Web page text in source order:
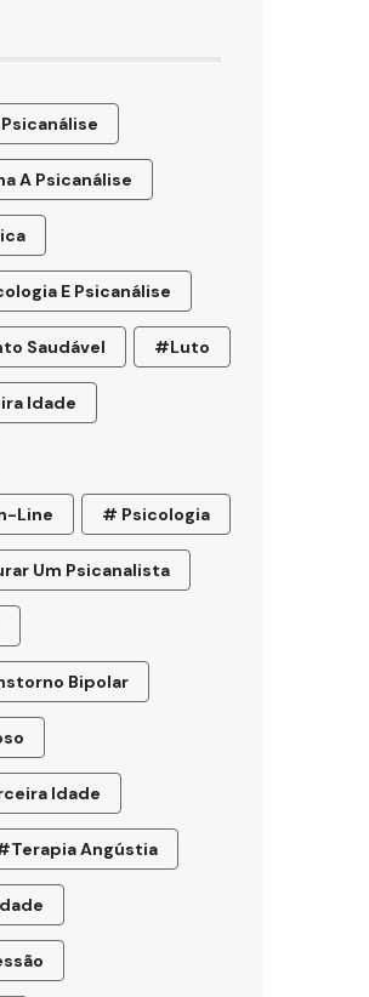
A Psicanálise
E Psicanálise
Saudável #luto
Idade
Line # Psicologia
Um Psicanalista
Bipolar
Idade
Angústia